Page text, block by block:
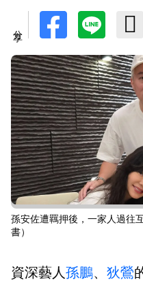
孫安佐遭羈押後，一家人過往
書）
資深藝人孫鵬、 狄鶯